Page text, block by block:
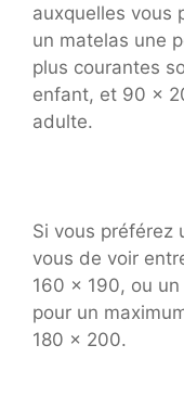
auxquelles vous
un matelas une
plus courantes
enfant, et 90 x
adulte.
Si vous préférez
vous de voir
160 x 190, ou
pour un
180 x 200.